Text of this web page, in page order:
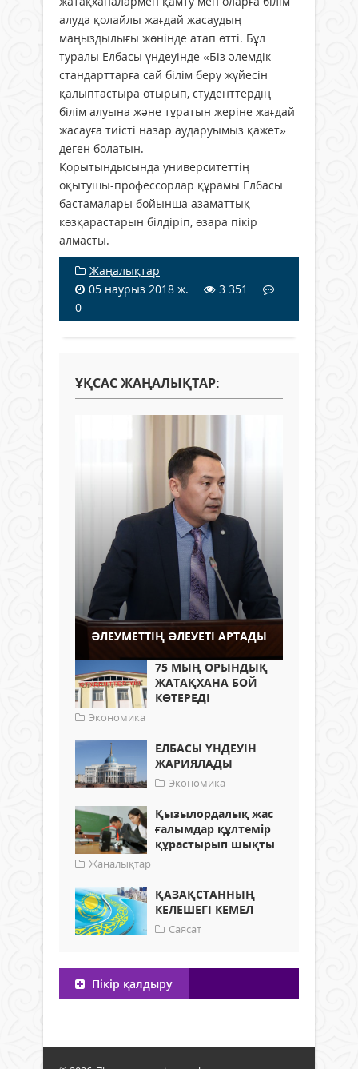
алуда қолайлы жағдай жасаудың
маңыздылығы жөнінде атап өтті. Бұл
туралы Елбасы үндеуінде «Біз әлемдік
стандарттарға сай білім беру жүйесін
қалыптастыра отырып, студенттердің
білім алуына және тұратын жеріне жағдай
жасауға тиісті назар аударуымыз қажет»
деген болатын.
Қорытындысында университеттің
оқытушы-профессорлар құрамы Елбасы
бастамалары бойынша азаматтық
көзқарастарын білдіріп, өзара пікір
алмасты.
Жаңалықтар
05 наурыз 2018 ж.
3 351
0
ҰҚСАС ЖАҢАЛЫҚТАР:
ӘЛЕУМЕТТІҢ ӘЛЕУЕТІ АРТАДЫ
75 МЫҢ ОРЫНДЫҚ
ЖАТАҚХАНА БОЙ
КӨТЕРЕДІ
Экономика
ЕЛБАСЫ ҮНДЕУІН
ЖАРИЯЛАДЫ
Экономика
Қызылордалық жас
ғалымдар құлтемір
құрастырып шықты
Жаңалықтар
ҚАЗАҚСТАННЫҢ
КЕЛЕШЕГІ КЕМЕЛ
Саясат
Пікір қалдыру